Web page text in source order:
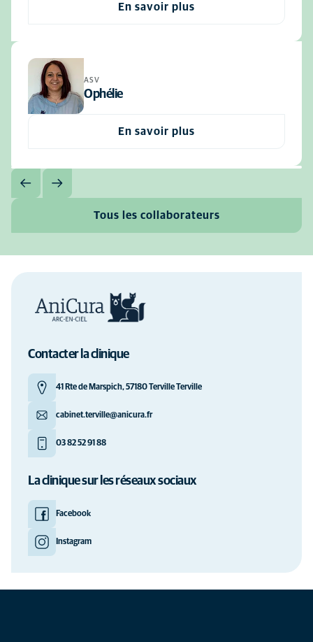
En savoir plus
ASV
Ophélie
En savoir plus
Tous les collaborateurs
Contacter la clinique
41 Rte de Marspich, 57180 Terville Terville
cabinet.terville@anicura.fr
03 82 52 91 88
La clinique sur les réseaux sociaux
Facebook
Instagram